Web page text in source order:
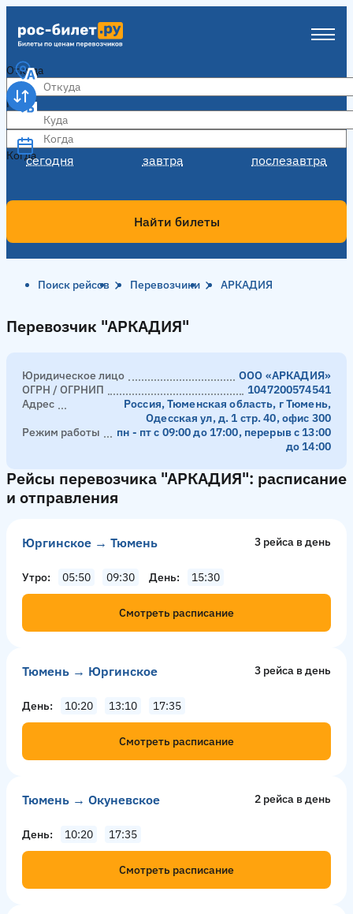
Откуда
Куда
Когда
сегодня завтра послезавтра
Когда
Найти билеты
Поиск рейсов Перевозчики АРКАДИЯ
Перевозчик "АРКАДИЯ"
Перевозчик "АРКАДИЯ"
Юридическое лицо
ООО «АРКАДИЯ»
ОГРН / ОГРНИП
1047200574541
Адрес
Россия, Тюменская область, г Тюмень,
Одесская ул, д. 1 стр. 40, офис 300
Режим работы
пн - пт с 09:00 до 17:00, перерыв с 13:00
до 14:00
Рейсы перевозчика "АРКАДИЯ": расписание
и отправления
Юргинское → Тюмень 3 рейсa в день
Утро 05:50 09:30 День 15:30
Смотреть расписание
Тюмень → Юргинское 3 рейсa в день
День 10:20 13:10 17:35
Смотреть расписание
Тюмень → Окуневское 2 рейсa в день
День 10:20 17:35
Смотреть расписание